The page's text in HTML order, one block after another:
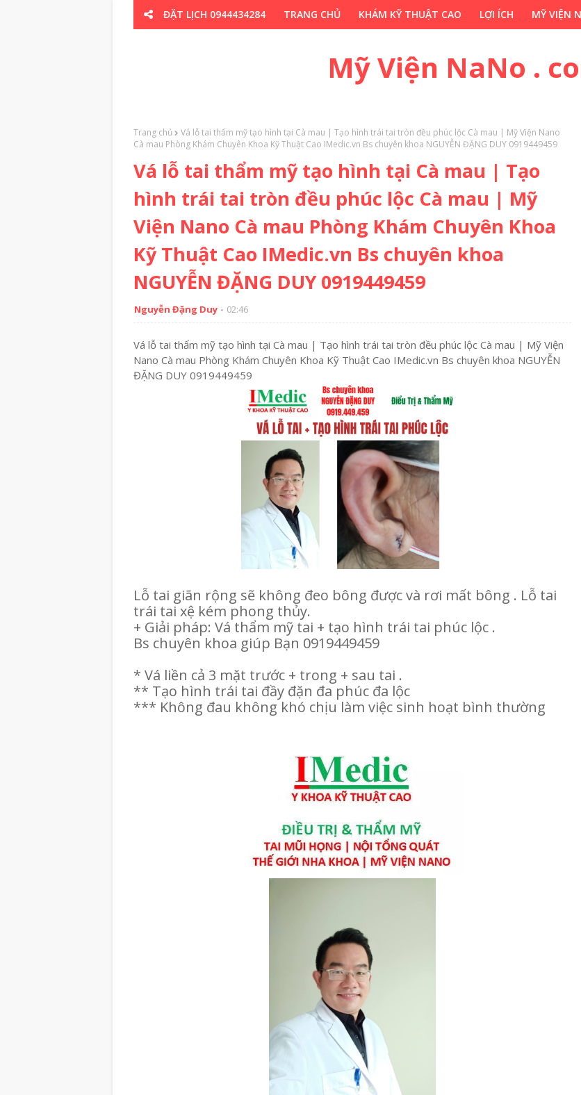
ĐẶT LỊCH 0944434284 TRANG CHỦ KHÁM KỸ THUẬT CAO LỢI ÍCH MỸ VIỆN
Mỹ Viện NaNo .
Trang chủ
Vá lỗ tai thẩm mỹ tạo hình tại Cà mau | Tạo hình trái tai tròn đều phúc lộc Cà mau | Mỹ Viện Nano
Cà mau Phòng Khám Chuyên Khoa Kỹ Thuật Cao IMedic.vn Bs chuyên khoa NGUYỄN ĐẶNG DUY 0919449459
Vá lỗ tai thẩm mỹ tạo hình tại Cà mau | Tạo
hình trái tai tròn đều phúc lộc Cà mau | Mỹ
Viện Nano Cà mau Phòng Khám Chuyên Khoa
Kỹ Thuật Cao IMedic.vn Bs chuyên khoa
NGUYỄN ĐẶNG DUY 0919449459
Nguyễn Đặng Duy 02:46
Vá lỗ tai thẩm mỹ tạo hình tại Cà mau | Tạo hình trái tai tròn đều phúc lộc Cà mau | Mỹ Viện
Nano Cà mau Phòng Khám Chuyên Khoa Kỹ Thuật Cao IMedic.vn Bs chuyên khoa NGUYỄN
ĐẶNG DUY 0919449459
Lỗ tai giãn rộng sẽ không đeo bông được và rơi mất bông . Lỗ tai
trái tai xệ kém phong thủy.
+ Giải pháp: Vá thẩm mỹ tai + tạo hình trái tai phúc lộc .
Bs chuyên khoa giúp Bạn 0919449459
* Vá liền cả 3 mặt trước + trong + sau tai .
** Tạo hình trái tai đầy đặn đa phúc đa lộc
*** Không đau không khó chịu làm việc sinh hoạt bình thường